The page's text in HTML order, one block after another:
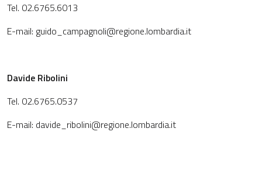
Tel. 02.6765.6013
E-mail: guido_campagnoli@regione.lombardia.it
Davide Ribolini
Tel. 02.6765.0537
E-mail: davide_ribolini@regione.lombardia.it